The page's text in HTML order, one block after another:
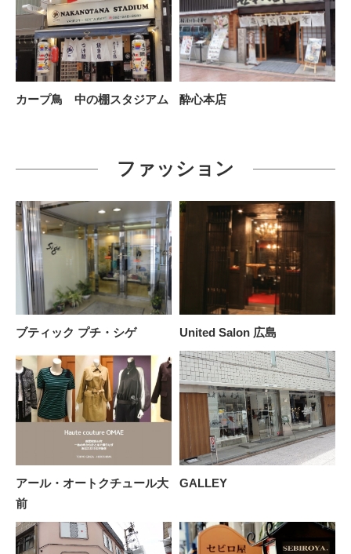
カープ鳥 中の棚スタジアム 酔心本店
ファッション
ブティック プチ・シゲ United Salon 広島
アール・オートクチュール大
前
GALLEY